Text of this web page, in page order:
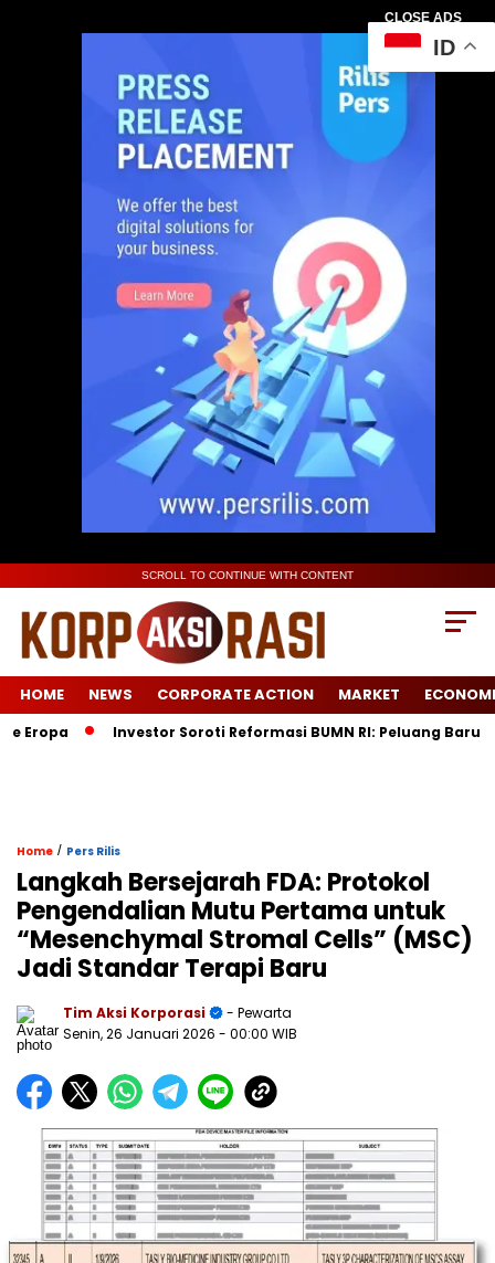
CLOSE ADS
SCROLL TO CONTINUE WITH CONTENT
HOME NEWS CORPORATE ACTION MARKET
Investor Soroti Reformasi BUMN RI: Peluang Baru Pasca
Home / Pers Rilis
Langkah Bersejarah FDA: Protokol
Pengendalian Mutu Pertama untuk
“Mesenchymal Stromal Cells” (MSC)
Jadi Standar Terapi Baru
Tim Aksi Korporasi
- Pewarta
Senin, 26 Januari 2026 - 00:00 WIB
ID